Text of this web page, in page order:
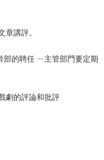
講評。
的聘任 ㄧ主管部門要定期
劇的評論和批評